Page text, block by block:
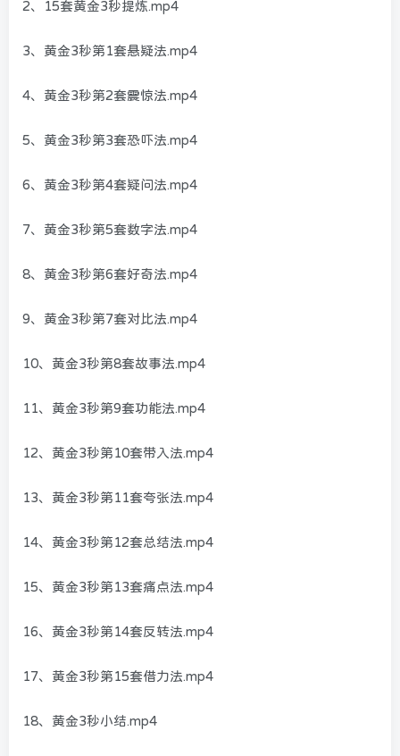
2、15套黄金3秒提炼.mp4
3、黄金3秒第1套悬疑法.mp4
4、黄金3秒第2套震惊法.mp4
5、黄金3秒第3套恐吓法.mp4
6、黄金3秒第4套疑问法.mp4
7、黄金3秒第5套数字法.mp4
8、黄金3秒第6套好奇法.mp4
9、黄金3秒第7套对比法.mp4
10、黄金3秒第8套故事法.mp4
11、黄金3秒第9套功能法.mp4
12、黄金3秒第10套带入法.mp4
13、黄金3秒第11套夸张法.mp4
14、黄金3秒第12套总结法.mp4
15、黄金3秒第13套痛点法.mp4
16、黄金3秒第14套反转法.mp4
17、黄金3秒第15套借力法.mp4
18、黄金3秒小结.mp4